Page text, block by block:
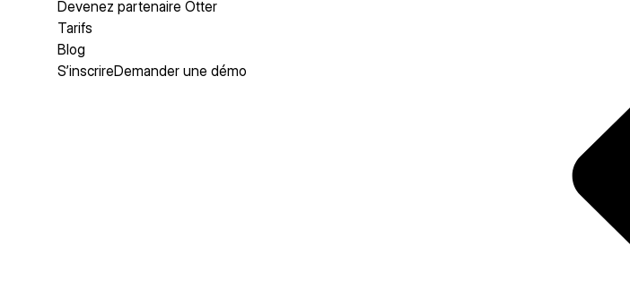
Devenez partenaire Otter
Tarifs
Blog
S’inscrireDemander une démo